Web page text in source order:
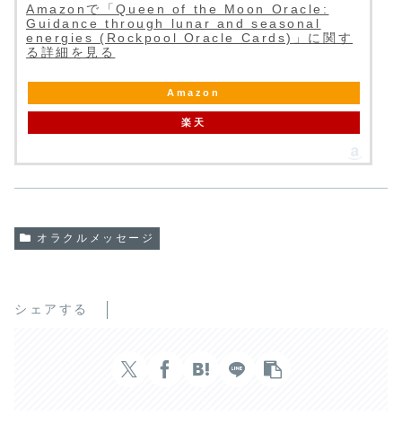
Amazonで「Queen of the Moon Oracle:
Guidance through lunar and seasonal
energies (Rockpool Oracle Cards)」に関す
る詳細を見る
Amazon
楽天
オラクルメッセージ
シェアする